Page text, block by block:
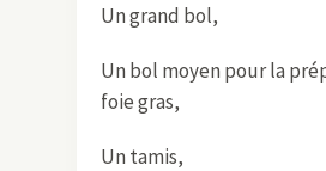
Un grand bol,
Un bol moyen pour la
foie gras,
Un tamis,